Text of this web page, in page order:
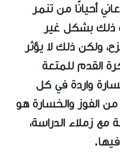
أحيانًا من تنمر
ذلك بشكل غير
ولكن ذلك لا يؤثر
القدم للمتعة
واردة في كل
من الفوز والخسارة هو
مع زملاء الدراسة،